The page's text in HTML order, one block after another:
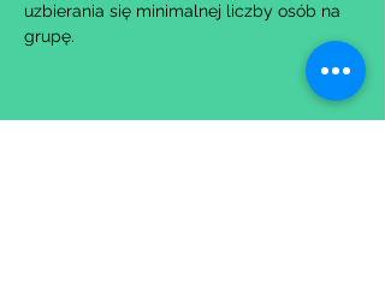
uzbierania się minimalnej liczby osób na
grupę.